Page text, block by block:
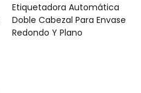
Etiquetadora Automática
Doble Cabezal Para Envase
Redondo Y Plano